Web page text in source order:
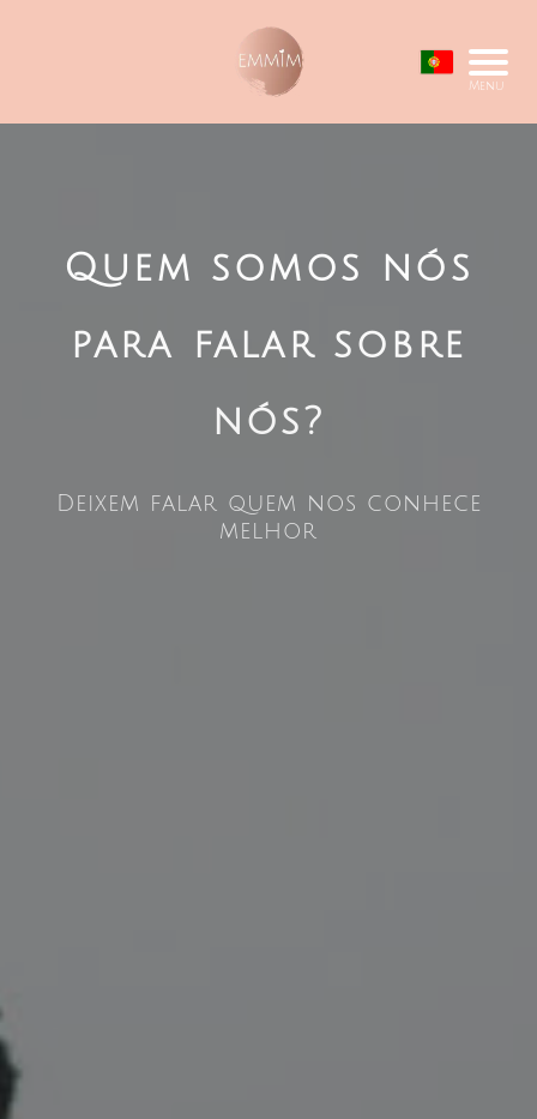
Menu
Quem somos nós
para falar sobre
nós?
Deixem falar quem nos conhece
melhor